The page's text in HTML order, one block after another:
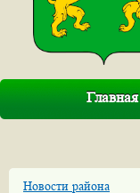
Главная
Новости района